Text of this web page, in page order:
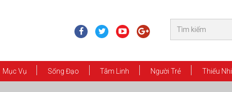
Mục Vụ Sống Đạo Tâm Linh Người Trẻ Thiếu Nhi